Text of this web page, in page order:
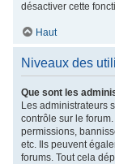
désactiver cette
Haut
Niveaux des
Que sont les
Les administrateurs
contrôle sur le
permissions,
etc. Ils peuvent
forums. Tout cela